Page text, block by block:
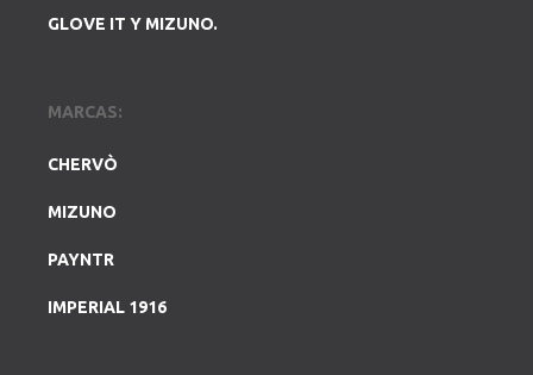
GLOVE IT Y MIZUNO.
MARCAS:
CHERVÒ
MIZUNO
PAYNTR
IMPERIAL 1916